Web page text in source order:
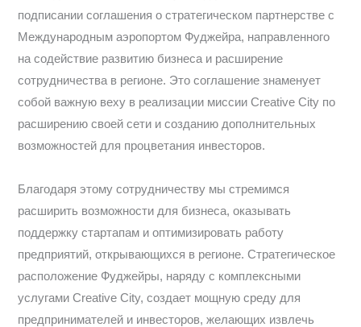
подписании соглашения о стратегическом партнерстве с
Международным аэропортом Фуджейра, направленного
на содействие развитию бизнеса и расширение
сотрудничества в регионе. Это соглашение знаменует
собой важную веху в реализации миссии Creative City по
расширению своей сети и созданию дополнительных
возможностей для процветания инвесторов.
Благодаря этому сотрудничеству мы стремимся
расширить возможности для бизнеса, оказывать
поддержку стартапам и оптимизировать работу
предприятий, открывающихся в регионе. Стратегическое
расположение Фуджейры, наряду с комплексными
услугами Creative City, создает мощную среду для
предпринимателей и инвесторов, желающих извлечь